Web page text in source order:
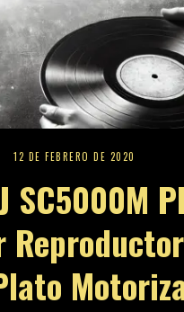
12 DE FEBRERO DE 2020
SC5000M